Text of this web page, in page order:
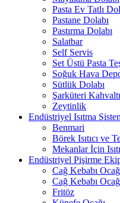
Pasta Ev Tatlı
Pastane Dolabı
Pastırma Dolabı
Salatbar
Self Servis
Set Üstü Pasta
Soğuk Hava
Sütlük Dolabı
Şarküteri Kahvaltı
Zeytinlik
Endüstriyel Isıtma
Benmari
Börek Isıtıcı ve
Mekanlar İçin
Endüstriyel Pişirme
Cağ Kebabı
Cağ Kebabı
Fritöz